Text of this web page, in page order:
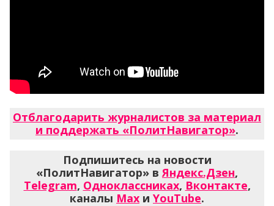
Отблагодарить журналистов за материал
и поддержать «ПолитНавигатор».
Подпишитесь на новости
«ПолитНавигатор» в Яндекс.Дзен,
Telegram, Одноклассниках, Вконтакте,
каналы Max и YouTube.